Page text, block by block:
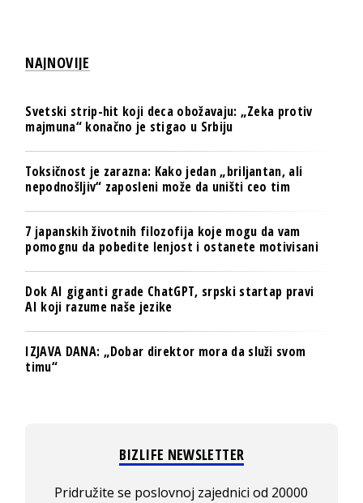
NAJNOVIJE
Svetski strip-hit koji deca obožavaju: „Zeka protiv
majmuna“ konačno je stigao u Srbiju
Toksičnost je zarazna: Kako jedan „briljantan, ali
nepodnošljiv“ zaposleni može da uništi ceo tim
7 japanskih životnih filozofija koje mogu da vam
pomognu da pobedite lenjost i ostanete motivisani
Dok AI giganti grade ChatGPT, srpski startap pravi
AI koji razume naše jezike
IZJAVA DANA: „Dobar direktor mora da služi svom
timu“
BIZLIFE NEWSLETTER
Pridružite se poslovnoj zajednici od 20000